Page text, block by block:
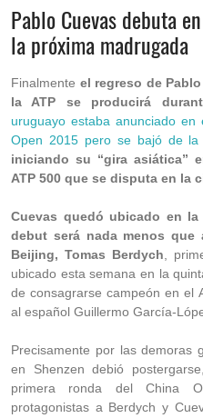
Pablo Cuevas debuta
la próxima madrugada
Finalmente el regreso de
la ATP se producirá
uruguayo estaba anunciado
Open 2015 pero se bajó de la
iniciando su “gira asiática”
ATP 500 que se disputa en la
Cuevas quedó ubicado en
debut será nada menos que
Beijing, Tomas Berdych ,
ubicado esta semana en la
de consagrarse campeón en el
al español Guillermo García-
Precisamente por las demoras
en Shenzen debió
primera ronda del China
protagonistas a Berdych y